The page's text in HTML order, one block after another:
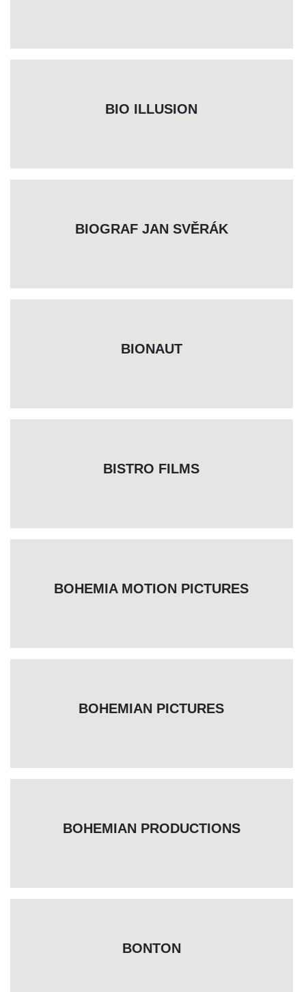
BIO ILLUSION
BIOGRAF JAN SVĚRÁK
BIONAUT
BISTRO FILMS
BOHEMIA MOTION PICTURES
BOHEMIAN PICTURES
BOHEMIAN PRODUCTIONS
BONTON